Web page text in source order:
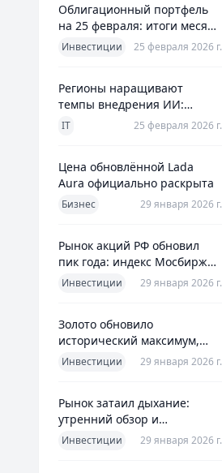
Облигационный портфель
на 25 февраля: итоги месяца
и планы на март
Инвестиции 25 февраля 2026 г.
Регионы наращивают
темпы внедрения ИИ:
главное из отраслевого
IT 25 февраля 2026 г.
Цена обновлённой Lada
Aura официально раскрыта
Бизнес 29 января 2026 г.
Рынок акций РФ обновил
пик года: индекс Мосбиржи
на новом максимуме 2026-го
Инвестиции 29 января 2026 г.
Золото обновило
исторический максимум,
превысив планку в $5600 за
Инвестиции 29 января 2026 г.
Рынок затаил дыхание:
утренний обзор и
ориентиры для инвесторов
Инвестиции 29 января 2026 г.